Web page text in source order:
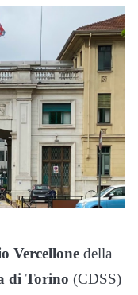
Vercellone della
di Torino (CDSS)